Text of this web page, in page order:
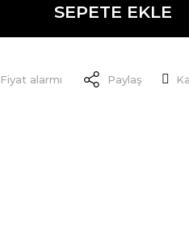
SEPETE EKLE
Fiyat alarmı Paylaş